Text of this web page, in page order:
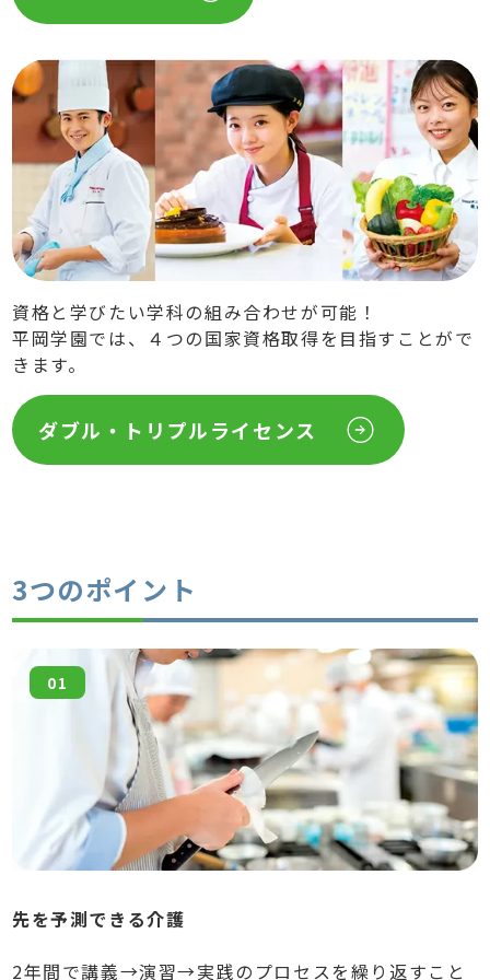
資格と学びたい学科の組み合わせが可能！
平岡学園では、４つの国家資格取得を目指すことがで
きます。
ダブル・トリプルライセンス
3つのポイント
01
先を予測できる介護
2年間で講義→演習→実践のプロセスを繰り返すこと